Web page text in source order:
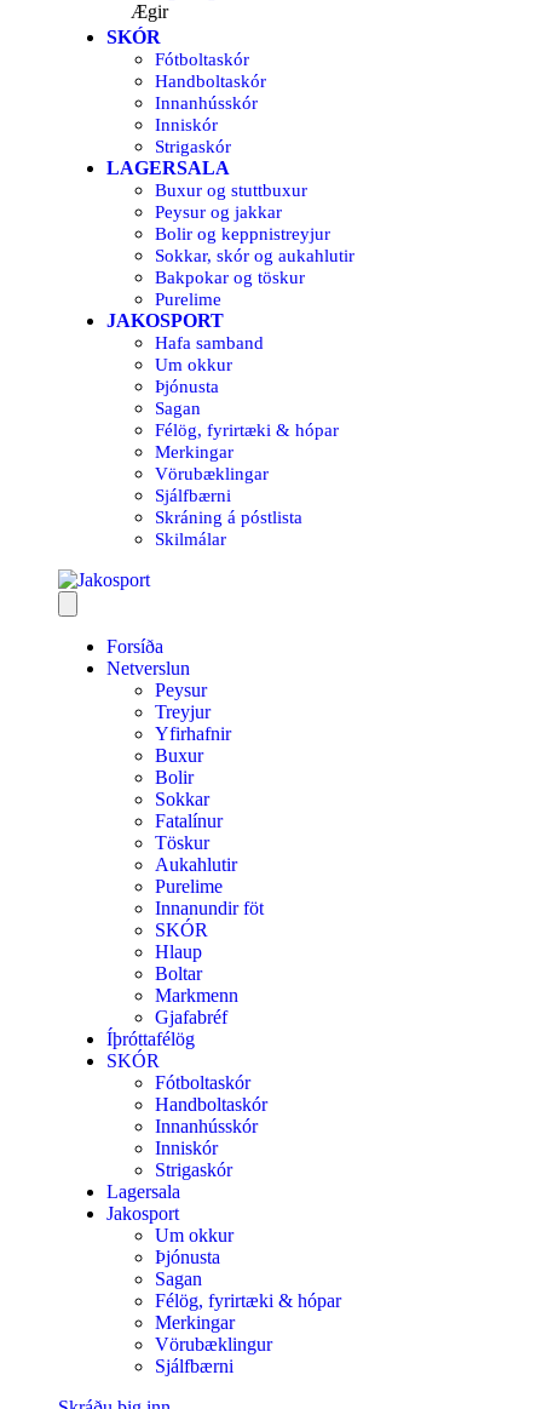
Ægir
SKÓR
Fótboltaskór
Handboltaskór
Innanhússkór
Inniskór
Strigaskór
LAGERSALA
Buxur og stuttbuxur
Peysur og jakkar
Bolir og keppnistreyjur
Sokkar, skór og aukahlutir
Bakpokar og töskur
Purelime
JAKOSPORT
Hafa samband
Um okkur
Þjónusta
Sagan
Félög, fyrirtæki & hópar
Merkingar
Vörubæklingar
Sjálfbærni
Skráning á póstlista
Skilmálar
Forsíða
Netverslun
Peysur
Treyjur
Yfirhafnir
Buxur
Bolir
Sokkar
Fatalínur
Töskur
Aukahlutir
Purelime
Innanundir föt
SKÓR
Hlaup
Boltar
Markmenn
Gjafabréf
Íþróttafélög
SKÓR
Fótboltaskór
Handboltaskór
Innanhússkór
Inniskór
Strigaskór
Lagersala
Jakosport
Um okkur
Þjónusta
Sagan
Félög, fyrirtæki & hópar
Merkingar
Vörubæklingur
Sjálfbærni